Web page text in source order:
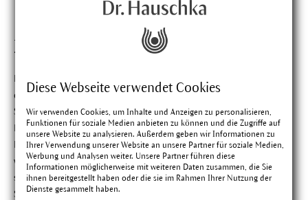
Diese Webseite verwendet Cookies
Wir verwenden Cookies, um Inhalte und Anzeigen zu personalisieren,
Funktionen für soziale Medien anbieten zu können und die Zugriffe auf
unsere Website zu analysieren. Außerdem geben wir Informationen zu
Ihrer Verwendung unserer Website an unsere Partner für soziale Medien,
Werbung und Analysen weiter. Unsere Partner führen diese
Informationen möglicherweise mit weiteren Daten zusammen, die Sie
ihnen bereitgestellt haben oder die sie im Rahmen Ihrer Nutzung der
Dienste gesammelt haben.
helfen Kindern gleich
zweifach.
Neurodermitis bei Kindern und Babys
die häufigste chronische Hauterkrankung. Gut, dass sich die
Systempflege von Dr. Hauschka MED auch für die Kleinen eignet.
Die Handcreme Mittagsblumeund die Akutcreme
Potentillakönnen bei Kleinkindern ab 1 Jahr angewendet
werden, diePflegelotion Mittagsblumeund alle anderen Cremes
sind bei Neurodermitis zur Pflege bereits im Babyalter geeignet.
So können Eltern die trockene, schuppige Haut ihrer Kinder